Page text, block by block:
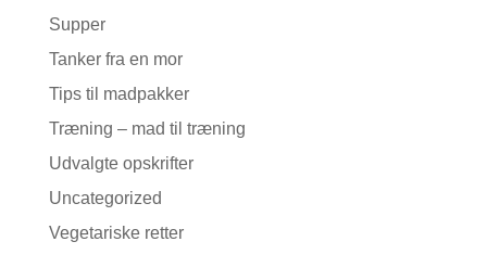
Supper
Tanker fra en mor
Tips til madpakker
Træning – mad til træning
Udvalgte opskrifter
Uncategorized
Vegetariske retter